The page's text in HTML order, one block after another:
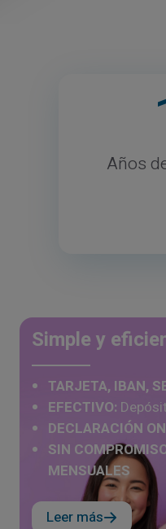
Años
Simple y
TARJETA, IBAN,
EFECTIVO:
DECLARACIÓN
SIN
MENSUALES
Leer más